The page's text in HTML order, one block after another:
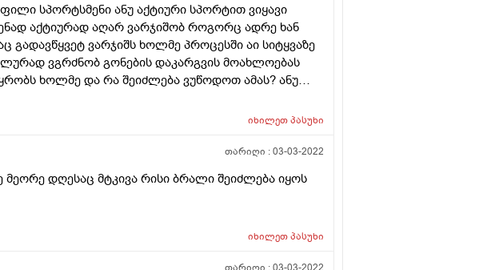
სპორტსმენი ანუ აქტიური სპორტით ვიყავი
აქტიურად აღარ ვარჯიშობ როგორც ადრე ხან
ვარჯიშს ხოლმე პროცესში აი სიტყვაზე
ვგრძნობ გონების დაკარგვის მოახლოებას
ხოლმე და რა შეიძლება ვუწოდოთ ამას? ანუ
ალკოჰოლით ვკურნალობ ხოლმე მარა აი ამ
რამე. მსგავსი შეგრძნება მეუფლება მარიხუანის
იხილეთპასუხი
თარიღი :03-03-2022
მეორე დღესაც მტკივა რისი ბრალი შეიძლება იყოს
იხილეთპასუხი